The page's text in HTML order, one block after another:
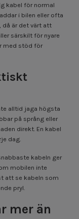
kabel för normal
i bilen eller ofta
då är det värt att
särskilt för nyare
med stöd för
alltid jaga högsta
på språng eller
direkt. En kabel
dag.
kabeln ger
mobilen inte
att se kabeln som
pryl.
mer än